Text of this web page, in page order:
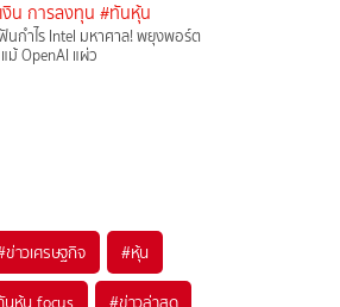
งิน การลงทุน #ทันหุ้น
นกำไร Intel มหาศาล! พยุงพอร์ต
ม้ OpenAI แผ่ว
ข่าวเศรษฐกิจ #หุ้น